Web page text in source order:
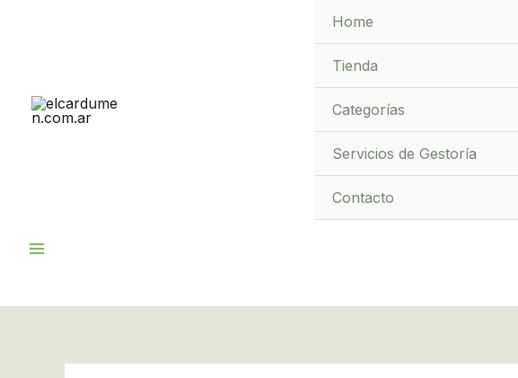
Home
Tienda
Categorías
Servicios de Gestoría
Contacto